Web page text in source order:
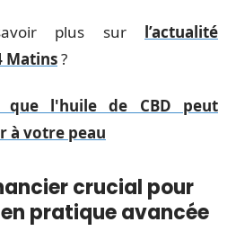
plus sur l’actualité
Matins?
que l'huile de CBD peut
à votre peau
crucial pour
pratique avancée